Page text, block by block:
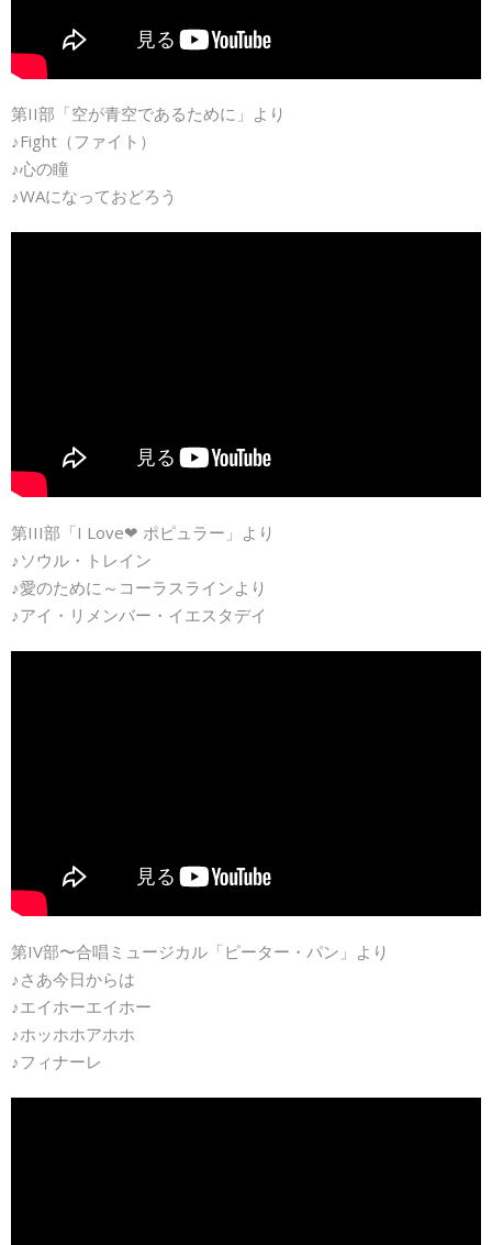
第II部「空が青空であるために」より
♪Fight（ファイト）
♪心の瞳
♪WAになっておどろう
第III部「I Love❤ ポピュラー」より
♪ソウル・トレイン
♪愛のために～コーラスラインより
♪アイ・リメンバー・イエスタデイ
第IV部〜合唱ミュージカル「ピーター・パン」より
♪さあ今日からは
♪エイホーエイホー
♪ホッホホアホホ
♪フィナーレ